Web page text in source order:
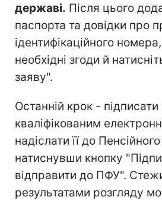
державі. Після цього
паспорта та довідки про
ідентифікаційного
необхідні згоди й
заяву".
Останній крок - підписати
кваліфікованим
надіслати її до
натиснувши кнопку
відправити до ПФУ".
результатами розгляду